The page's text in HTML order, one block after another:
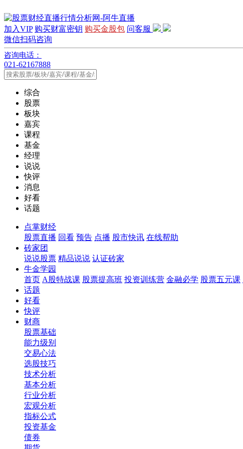
加入VIP 购买财富密钥 购买金股包 问客服
微信扫码咨询
咨询电话：
021-62167888
综合
股票
板块
嘉宾
课程
基金
经理
说说
快评
消息
好看
话题
点掌财经
股票直播 回看 预告 点播 股市快讯 在线帮助
砖家团
说说股票 精品说说 认证砖家
牛金学园
首页 A股特战课 股票提高班 投资训练营 金融必学 股票五元课
话题
好看
快评
财商
股票基础
能力级别
交易心法
选股技巧
技术分析
基本分析
行业分析
宏观分析
指标公式
投资基金
债券